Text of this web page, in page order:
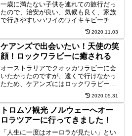
一歳に満たない子供を連れての旅行だっ
たので、治安が良い、気候も良く、家族
で行きやすいハワイのワイキキビーチを
選びました。ネットでも赤ちゃんを連れ
ていかれた方の体験談がたくさんあり、
それもキッカケになりました。ワイキキ
ビーチは浅瀬のところも結構あり、赤ち
ゃんが足をつけて遊ぶ程度には充分でし
た。
2020.11.03
ケアンズで出会いたい！天使の笑
顔！ロックワラビーに癒される
オーストラリアでクオッカワラビーに会
いたかったのですが、遠くで行けなかっ
たため、ケアンズにはロックワラビーと
いう動物もいると知ったので行きまし
た。ロックワラビーは写真を撮ると口も
とが笑っている口になって、とにかく可
愛いとネットの話や写真も出ていたので
是非会いたいと思いました。
2020.05.31
トロムソ観光 ノルウェーへオー
ロラツアーに行ってきました！
「人生に一度はオーロラが見たい」とい